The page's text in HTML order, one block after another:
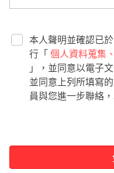
本人聲明並確認已
行「個人資料蒐集
」，並同意以電子
並同意上列所填寫
員與您進一步聯絡